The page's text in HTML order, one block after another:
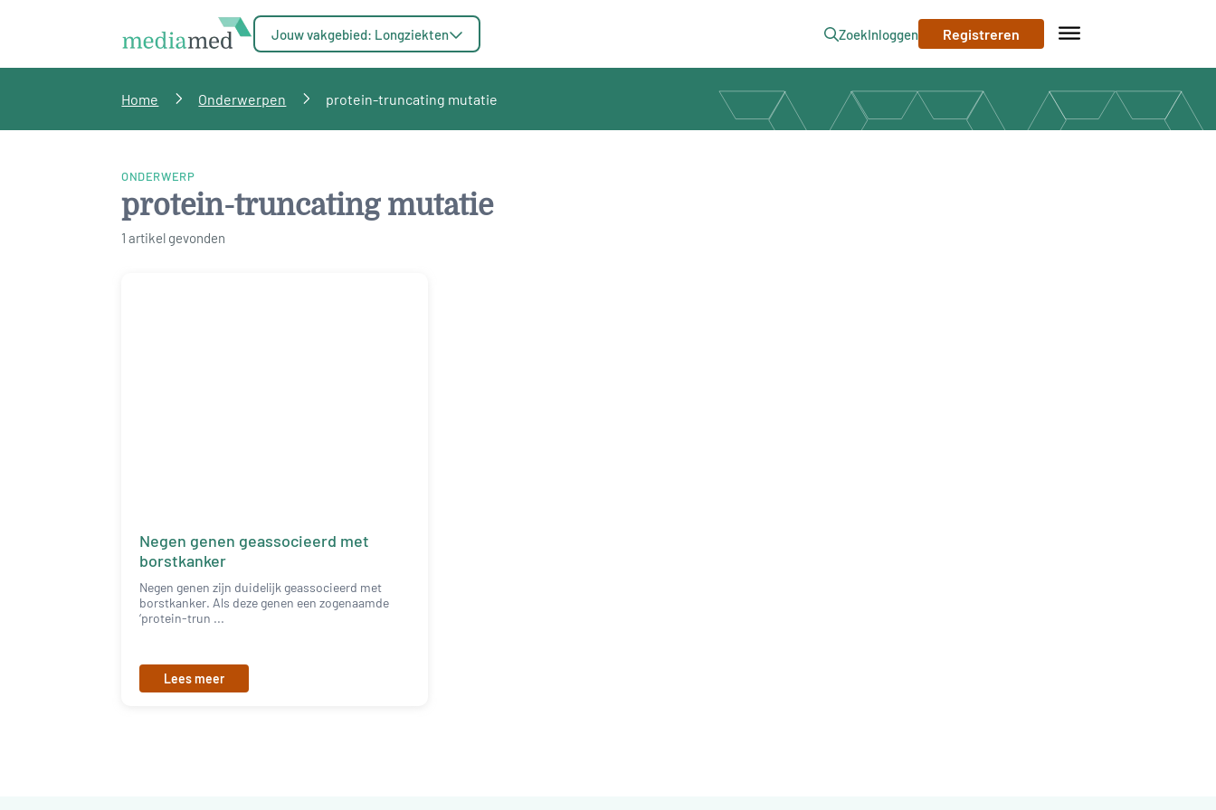
Jouw vakgebied: Longziekten ZoekInloggen Registreren
Home Onderwerpen protein-truncating mutatie
ONDERWERP
protein-truncating mutatie
1 artikel gevonden
Negen genen geassocieerd met
borstkanker
Negen genen zijn duidelijk geassocieerd met
borstkanker. Als deze genen een zogenaamde
‘protein-trun ...
Lees meer